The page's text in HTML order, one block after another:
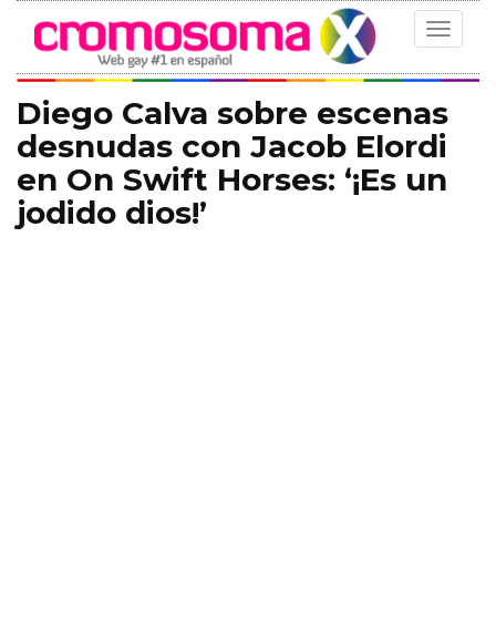
Toggle
Diego Calva sobre escenas
desnudas con Jacob Elordi
en On Swift Horses: ‘¡Es un
jodido dios!’